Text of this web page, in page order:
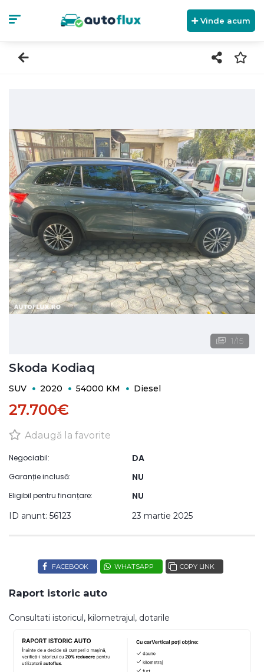
Vinde acum
1/15
Skoda Kodiaq
SUV 2020 54000 KM Diesel
27.700€
Adaugă la favorite
Negociabil: DA
Garanție inclusă: NU
Eligibil pentru finanțare: NU
ID anunt: 56123 23 martie 2025
FACEBOOK WHATSAPP COPY LINK
Raport istoric auto
Consultati istoricul, kilometrajul, dotarile